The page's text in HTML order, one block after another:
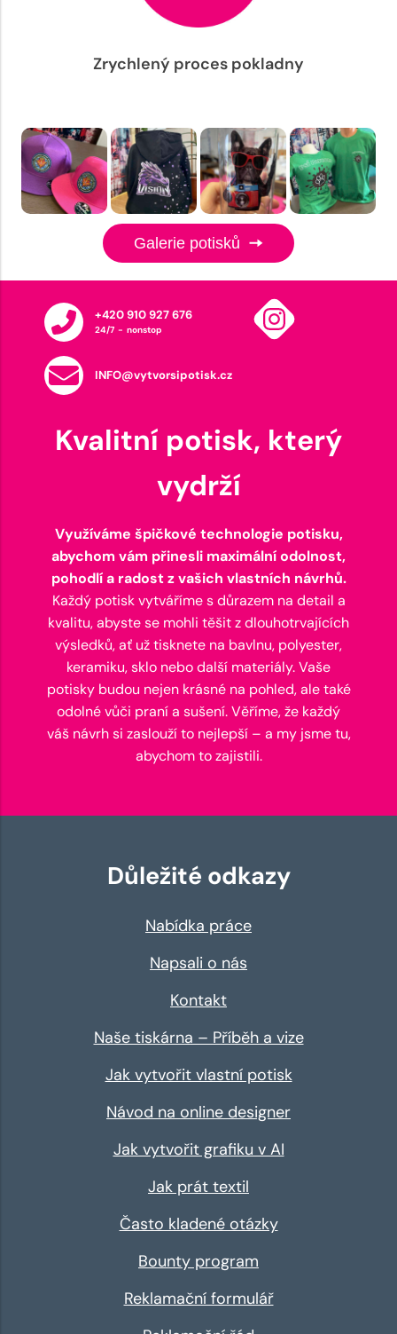
Zrychlený proces pokladny
Galerie potisků
+420 910 927 676
24/7 - nonstop
INFO@vytvorsipotisk.cz
Kvalitní potisk, který
vydrží
Využíváme špičkové technologie potisku,
abychom vám přinesli maximální odolnost,
pohodlí a radost z vašich vlastních návrhů.
Každý potisk vytváříme s důrazem na detail a
kvalitu, abyste se mohli těšit z dlouhotrvajících
výsledků, ať už tisknete na bavlnu, polyester,
keramiku, sklo nebo další materiály. Vaše
potisky budou nejen krásné na pohled, ale také
odolné vůči praní a sušení. Věříme, že každý
váš návrh si zaslouží to nejlepší – a my jsme tu,
abychom to zajistili.
Důležité odkazy
Nabídka práce
Napsali o nás
Kontakt
Naše tiskárna – Příběh a vize
Jak vytvořit vlastní potisk
Návod na online designer
Jak vytvořit grafiku v AI
Jak prát textil
Často kladené otázky
Bounty program
Reklamační formulář